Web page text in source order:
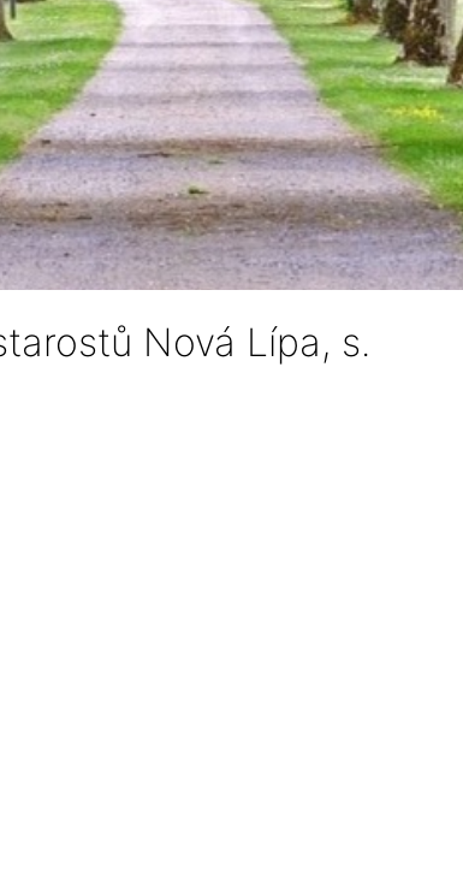
Nová Lípa, s.